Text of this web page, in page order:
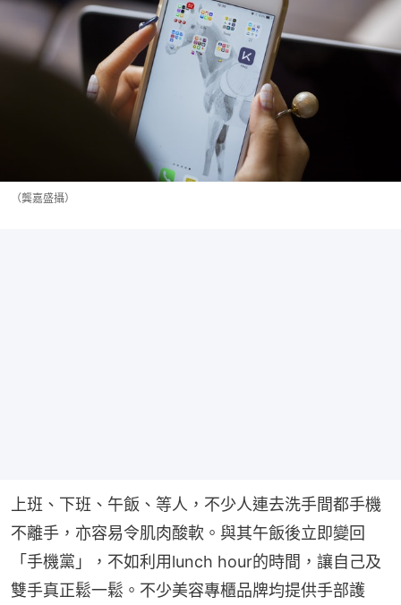
（龔嘉盛攝）
上班、下班、午飯、等人，不少人連去洗手間都手機
不離手，亦容易令肌肉酸軟。與其午飯後立即變回
「手機黨」，不如利用lunch hour的時間，讓自己及
雙手真正鬆一鬆。不少美容專櫃品牌均提供手部護